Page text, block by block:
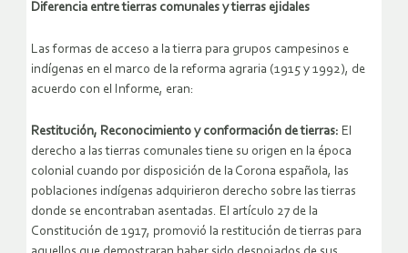
Diferencia entre tierras comunales y tierras ejidales
Las formas de acceso a la tierra para grupos campesinos e
indígenas en el marco de la reforma agraria (1915 y 1992), de
acuerdo con el Informe, eran:
Restitución, Reconocimiento y conformación de tierras: El
derecho a las tierras comunales tiene su origen en la época
colonial cuando por disposición de la Corona española, las
poblaciones indígenas adquirieron derecho sobre las tierras
donde se encontraban asentadas. El artículo 27 de la
Constitución de 1917, promovió la restitución de tierras para